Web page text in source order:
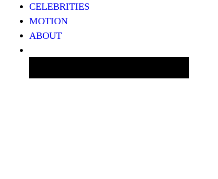
CELEBRITIES
MOTION
ABOUT